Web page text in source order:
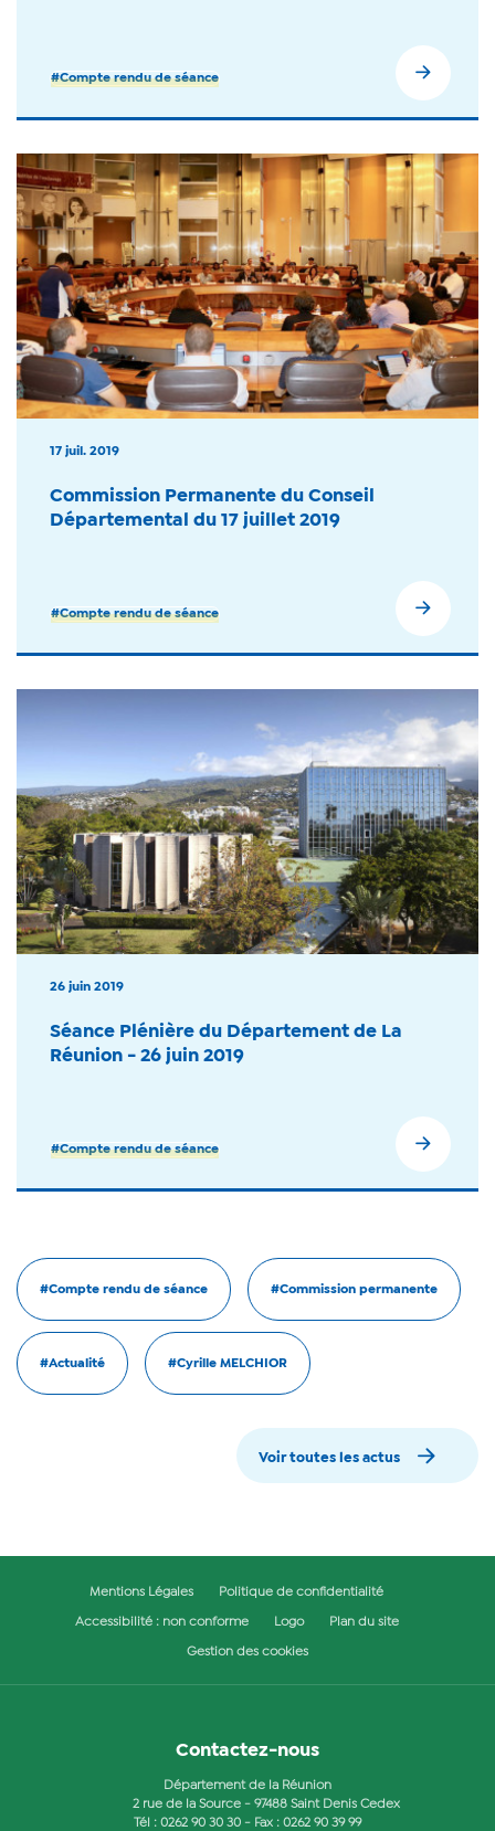
#Compte rendu de séance
17 juil. 2019
Commission Permanente du Conseil
Départemental du 17 juillet 2019
#Compte rendu de séance
26 juin 2019
Séance Plénière du Département de La
Réunion - 26 juin 2019
#Compte rendu de séance
#Compte rendu de séance #Commission permanente
#Actualité #Cyrille MELCHIOR
Voir toutes les actus
Mentions Légales Politique de confidentialité
Accessibilité : non conforme Logo Plan du site
Gestion des cookies
Contactez-nous
Département de la Réunion
2 rue de la Source - 97488 Saint Denis Cedex
Tél : 0262 90 30 30 - Fax : 0262 90 39 99